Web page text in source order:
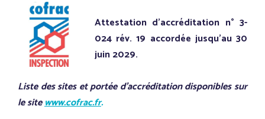
Attestation d’accréditation n° 3-
024 rév. 19 accordée jusqu’au 30
juin 2029.
Liste des sites et portée d’accréditation disponibles sur
le sitewww.cofrac.fr.